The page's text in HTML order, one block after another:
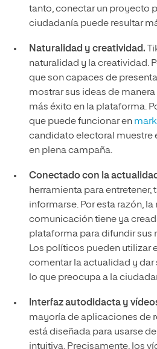
tanto, conectar un proyecto
ciudadanía puede resultar
Naturalidad y creatividad.
naturalidad y la creatividad.
que son capaces de
mostrar sus ideas de
más éxito en la plataforma.
que puede funcionar en
candidato electoral muestre
en plena campaña.
Conectado con la
herramienta para entretener,
informarse. Por esta razón,
comunicación tiene ya
plataforma para difundir sus
Los políticos pueden utilizar
comentar la actualidad y dar
lo que preocupa a la
Interfaz autodidacta y
mayoría de aplicaciones de
está diseñada para usarse
intuitiva. Precisamente, los